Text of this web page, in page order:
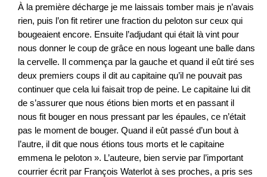
À la première décharge je me laissais tomber mais je n’avais
rien, puis l’on fit retirer une fraction du peloton sur ceux qui
bougeaient encore. Ensuite l’adjudant qui était là vint pour
nous donner le coup de grâce en nous logeant une balle dans
la cervelle. Il commença par la gauche et quand il eût tiré ses
deux premiers coups il dit au capitaine qu’il ne pouvait pas
continuer que cela lui faisait trop de peine. Le capitaine lui dit
de s’assurer que nous étions bien morts et en passant il
nous fit bouger en nous pressant par les épaules, ce n’était
pas le moment de bouger. Quand il eût passé d’un bout à
l’autre, il dit que nous étions tous morts et le capitaine
emmena le peloton ». L’auteure, bien servie par l’important
courrier écrit par François Waterlot à ses proches, a pris ses